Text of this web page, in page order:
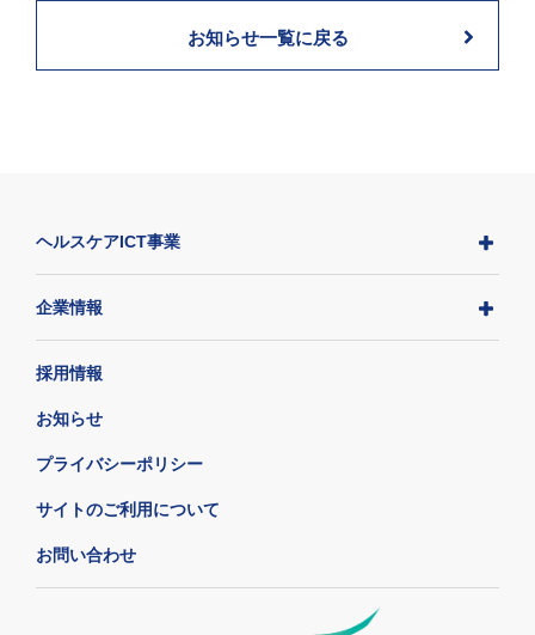
お知らせ一覧に戻る
ヘルスケアICT事業
企業情報
採用情報
お知らせ
プライバシーポリシー
サイトのご利用について
お問い合わせ